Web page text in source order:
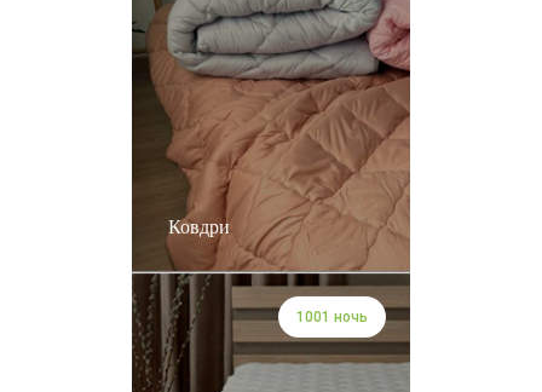
Ковдри
1001 ночь